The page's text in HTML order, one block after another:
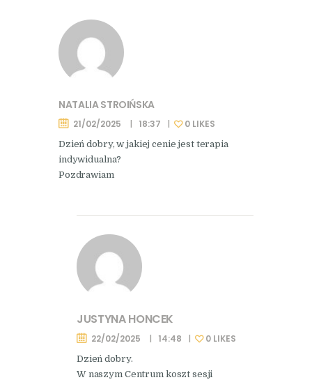
NATALIA STROIŃSKA
21/02/2025 18:37 0 LIKES
Dzień dobry, w jakiej cenie jest terapia
indywidualna?
Pozdrawiam
JUSTYNA HONCEK
22/02/2025 14:48 0 LIKES
Dzień dobry.
W naszym Centrum koszt sesji